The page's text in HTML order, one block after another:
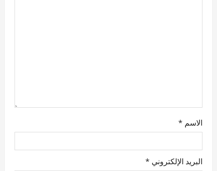
الاسم *
البريد الإلكتروني *